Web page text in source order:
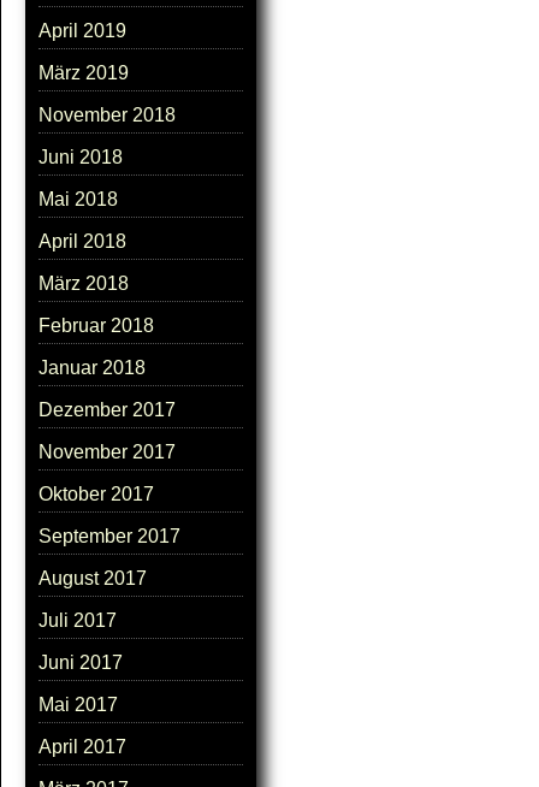
April 2019
März 2019
November 2018
Juni 2018
Mai 2018
April 2018
März 2018
Februar 2018
Januar 2018
Dezember 2017
November 2017
Oktober 2017
September 2017
August 2017
Juli 2017
Juni 2017
Mai 2017
April 2017